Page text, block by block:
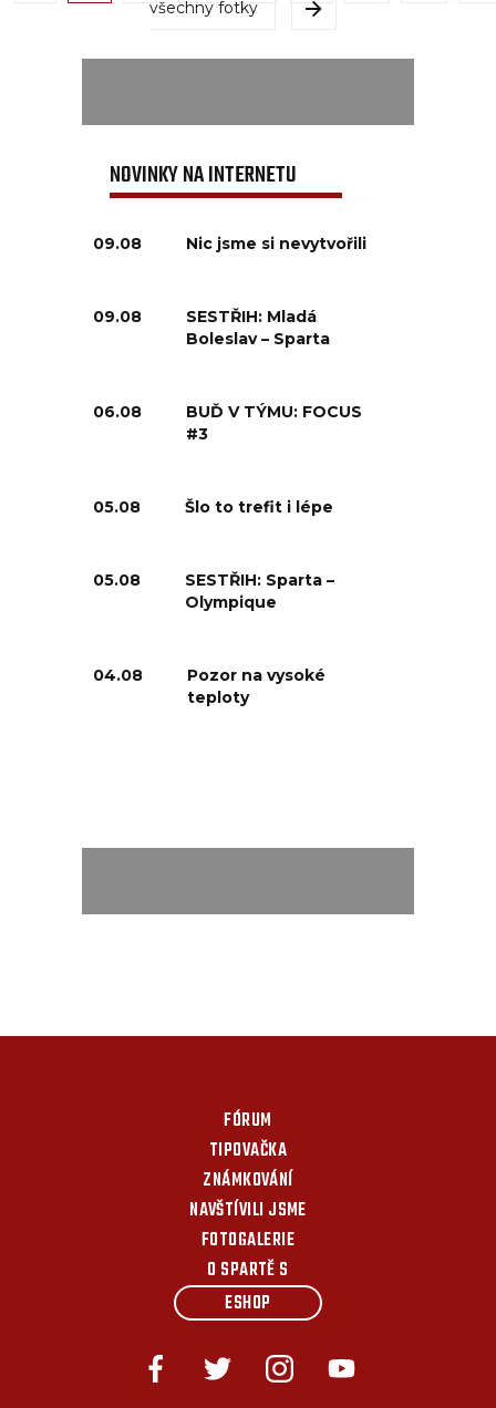
všechny fotky
NOVINKY NA INTERNETU
09.08 Nic jsme si nevytvořili
09.08
SESTŘIH: Mladá
Boleslav – Sparta
06.08
BUĎ V TÝMU: FOCUS
#3
05.08 Šlo to trefit i lépe
05.08
SESTŘIH: Sparta –
Olympique
04.08
Pozor na vysoké
teploty
FÓRUM
TIPOVAČKA
ZNÁMKOVÁNÍ
NAVŠTÍVILI JSME
FOTOGALERIE
O SPARTĚ S
ESHOP